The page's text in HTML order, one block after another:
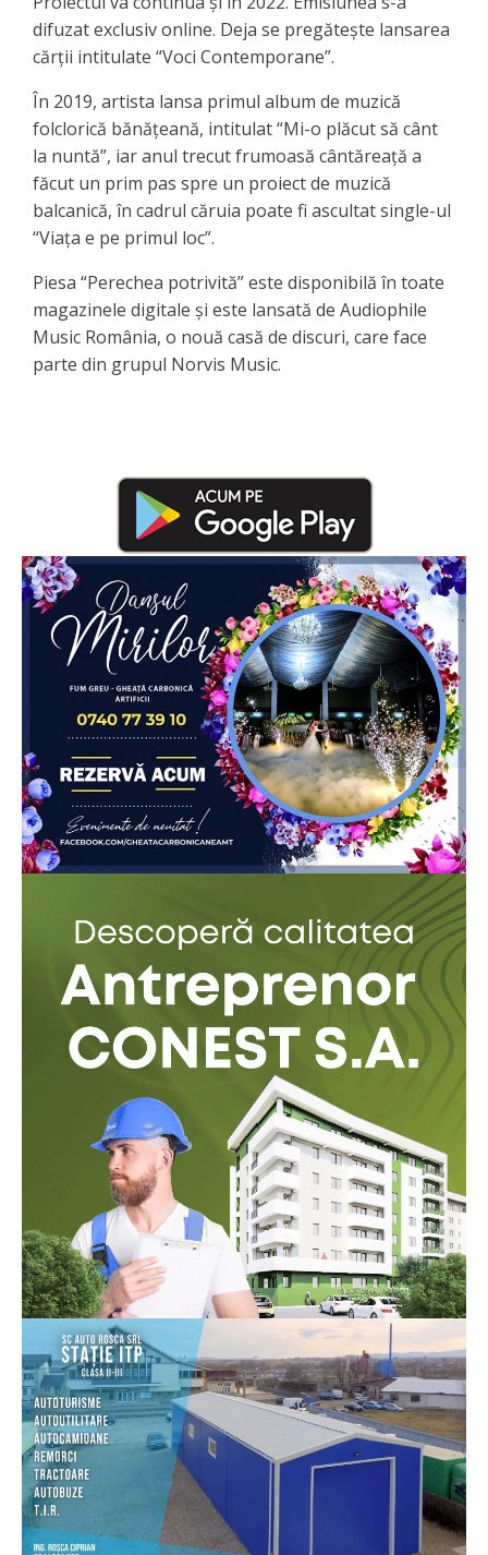
difuzat exclusiv online. Deja se pregătește lansarea
cărții intitulate “Voci Contemporane”.
În 2019, artista lansa primul album de muzică
folclorică bănăţeană, intitulat “Mi-o plăcut să cânt
la nuntă”, iar anul trecut frumoasă cântăreață a
făcut un prim pas spre un proiect de muzică
balcanică, în cadrul căruia poate fi ascultat single-ul
“Viaţa e pe primul loc”.
Piesa “Perechea potrivită” este disponibilă în toate
magazinele digitale și este lansată de Audiophile
Music România, o nouă casă de discuri, care face
parte din grupul Norvis Music.